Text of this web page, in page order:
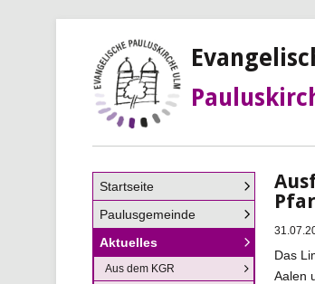
Das
Aalen
Navigation
überspringen
Startseite
Paulusgemeinde
Aktuelles
Aus dem KGR